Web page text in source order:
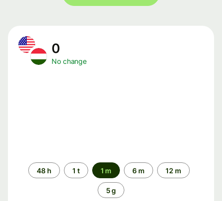
0
No change
Time
period
48 h 1 t 1 m 6 m 12 m
5 g